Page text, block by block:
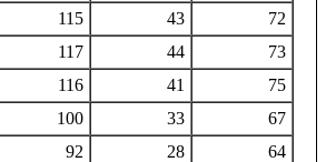
115 43
72
117 44
73
116 41
75
100 33
67
92 28
64